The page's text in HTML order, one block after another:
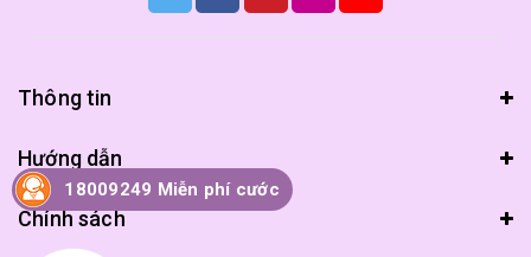
Thông tin
Hướng dẫn
Chính sách
18009249 Miễn phí cước